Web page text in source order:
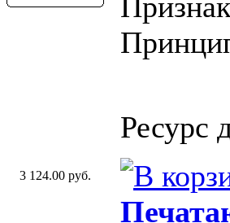
Ресурс
3 124.00 руб.